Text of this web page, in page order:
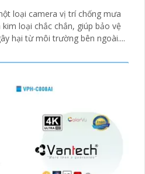
loại camera vị trí chống mưa
loại chắc chắn, giúp bảo vệ
hại từ môi trường bên ngoài....